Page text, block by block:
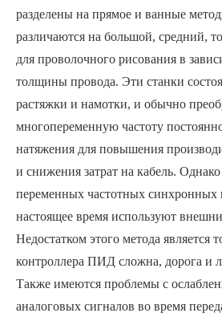
разделены на прямое и ванные
различаются на большой, средний,
для проволочного рисования в
толщины провода. Эти станки
растяжки и намотки, и обычно
многопеременную частоту
натяжения для повышения
и снижения затрат на кабель.
переменных частотных синхронных
настоящее время используют
Недостатком этого метода является
контроллера ПИД сложна, дорога и
Также имеются проблемы с
аналоговых сигналов во время